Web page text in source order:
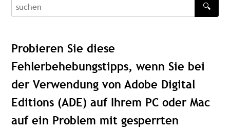
recherche
🔍
Probieren Sie diese
Fehlerbehebungstipps, wenn Sie bei
der Verwendung von Adobe Digital
Editions (ADE) auf Ihrem PC oder Mac
auf ein Problem mit gesperrten